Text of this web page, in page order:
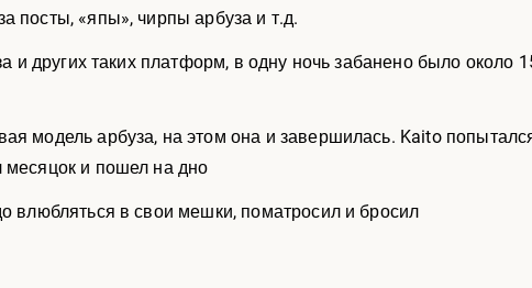
посты, «япы», чирпы арбуза и т.д.
и других таких платформ, в одну ночь забанено было около
модель арбуза, на этом она и завершилась. Kaito
месяцок и пошел на дно
влюбляться в свои мешки, поматросил и бросил